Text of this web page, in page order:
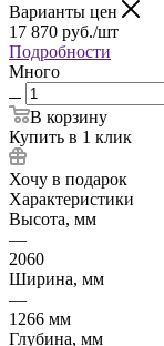
Варианты цен
17 870 руб./шт
Подробности
Много
В корзину
Купить в 1 клик
Хочу в подарок
Характеристики
Высота, мм
—
2060
Ширина, мм
—
1266 мм
Глубина, мм